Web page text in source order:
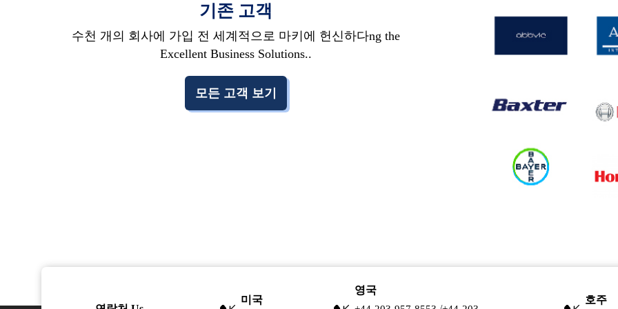
기존 고객
수천 개의 회사에 가입 전 세계적으로 마키에 헌신하다ng the
Excellent Business Solutions..
모든 고객 보기
미국
영국
호주